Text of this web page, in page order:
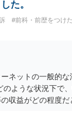
葉だけで十分で
た。
#前科・前歴をつけ
ネットの一般的な
ような状況下で
収益がどの程度